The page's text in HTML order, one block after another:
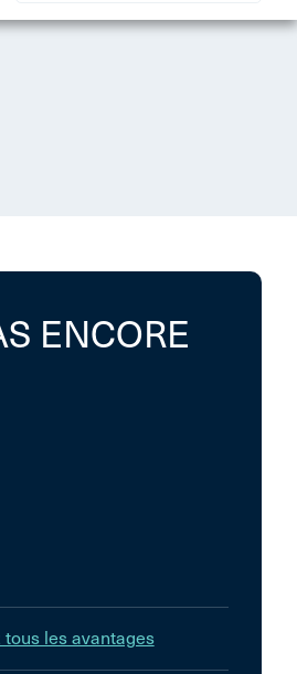
ENCORE
tous les avantages